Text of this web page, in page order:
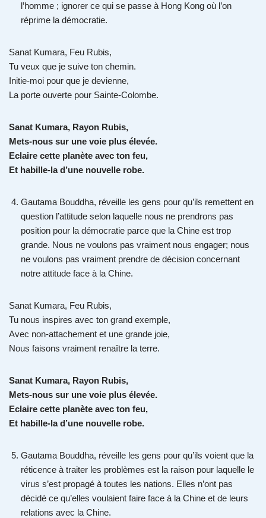
l’homme ; ignorer ce qui se passe à Hong Kong où l’on
réprime la démocratie.
Sanat Kumara, Feu Rubis,
Tu veux que je suive ton chemin.
Initie-moi pour que je devienne,
La porte ouverte pour Sainte-Colombe.
Sanat Kumara, Rayon Rubis,
Mets-nous sur une voie plus élevée.
Eclaire cette planète avec ton feu,
Et habille-la d’une nouvelle robe.
Gautama Bouddha, réveille les gens pour qu’ils remettent en
question l’attitude selon laquelle nous ne prendrons pas
position pour la démocratie parce que la Chine est trop
grande. Nous ne voulons pas vraiment nous engager; nous
ne voulons pas vraiment prendre de décision concernant
notre attitude face à la Chine.
Sanat Kumara, Feu Rubis,
Tu nous inspires avec ton grand exemple,
Avec non-attachement et une grande joie,
Nous faisons vraiment renaître la terre.
Sanat Kumara, Rayon Rubis,
Mets-nous sur une voie plus élevée.
Eclaire cette planète avec ton feu,
Et habille-la d’une nouvelle robe.
Gautama Bouddha, réveille les gens pour qu’ils voient que la
réticence à traiter les problèmes est la raison pour laquelle le
virus s’est propagé à toutes les nations. Elles n’ont pas
décidé ce qu’elles voulaient faire face à la Chine et de leurs
relations avec la Chine.